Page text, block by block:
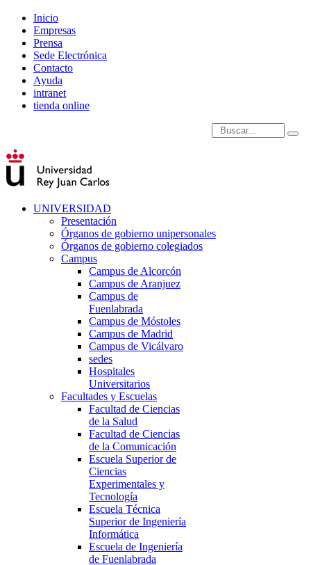
Inicio
Empresas
Prensa
Sede Electrónica
Contacto
Ayuda
intranet
tienda online
Introduce términos de
UNIVERSIDAD
Presentación
Órganos de gobierno unipersonales
Órganos de gobierno colegiados
Campus
Campus de Alcorcón
Campus de Aranjuez
Campus de
Fuenlabrada
Campus de Móstoles
Campus de Madrid
Campus de Vicálvaro
sedes
Hospitales
Universitarios
Facultades y Escuelas
Facultad de Ciencias
de la Salud
Facultad de Ciencias
de la Comunicación
Escuela Superior de
Ciencias
Experimentales y
Tecnología
Escuela Técnica
Superior de Ingeniería
Informática
Escuela de Ingeniería
de Fuenlabrada